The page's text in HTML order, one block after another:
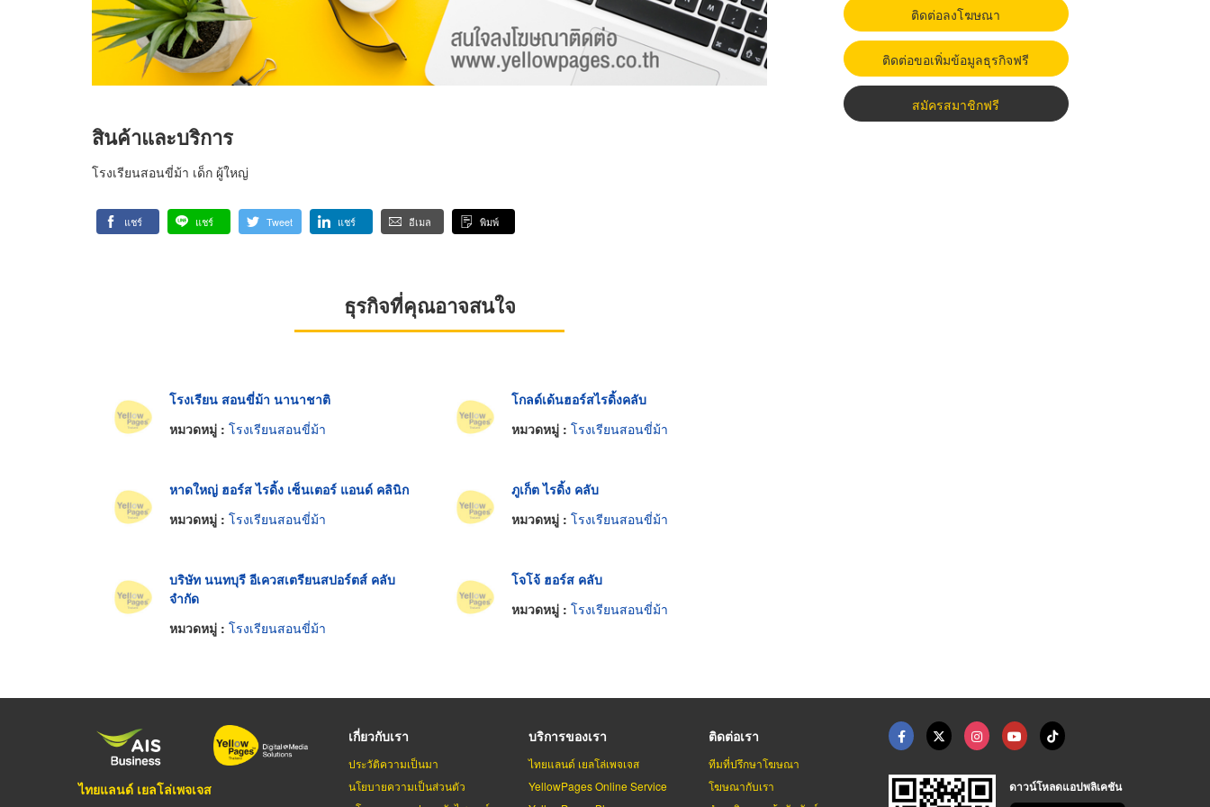
สินค้าและบริการ
โรงเรียนสอนขี่ม้า เด็ก ผู้ใหญ่
แชร์ แชร์ Tweet แชร์ อีเมล พิมพ์
ธุรกิจที่คุณอาจสนใจ
โรงเรียน สอนขี่ม้า นานาชาติ
หมวดหมู่ : โรงเรียนสอนขี่ม้า
โกลด์เด้นฮอร์สไรดิ้งคลับ
หมวดหมู่ : โรงเรียนสอนขี่ม้า
หาดใหญ่ ฮอร์ส ไรดิ้ง เซ็นเตอร์ แอนด์ คลินิก
หมวดหมู่ : โรงเรียนสอนขี่ม้า
ภูเก็ต ไรดิ้ง คลับ
หมวดหมู่ : โรงเรียนสอนขี่ม้า
บริษัท นนทบุรี อีเควสเตรียนสปอร์ตส์ คลับ
จำกัด
หมวดหมู่ : โรงเรียนสอนขี่ม้า
โจโจ้ ฮอร์ส คลับ
หมวดหมู่ : โรงเรียนสอนขี่ม้า
ติดต่อลงโฆษณา
ติดต่อขอเพิ่มข้อมูลธุรกิจฟรี
สมัครสมาชิกฟรี
ไทยแลนด์ เยลโล่เพจเจส
เกี่ยวกับเรา
ประวัติความเป็นมา
นโยบายความเป็นส่วนตัว
บริการของเรา
ไทยแลนด์ เยลโล่เพจเจส
YellowPages Online Service
ติดต่อเรา
ทีมที่ปรึกษาโฆษณา
โฆษณากับเรา
ดาวน์โหลดแอปพลิเคชัน